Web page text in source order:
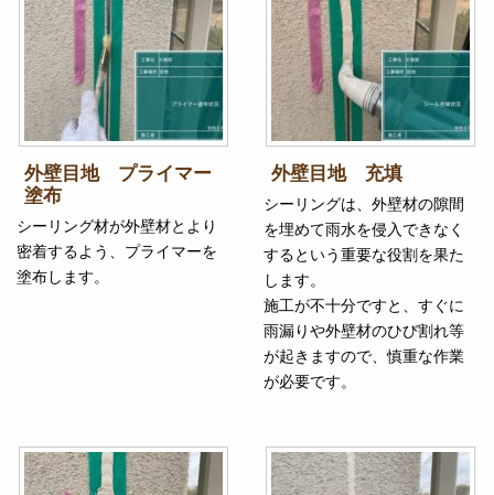
外壁目地 プライマー
塗布
シーリング材が外壁材とより
密着するよう、プライマーを
塗布します。
外壁目地 充填
シーリングは、外壁材の隙間
を埋めて雨水を侵入できなく
するという重要な役割を果た
します。
施工が不十分ですと、すぐに
雨漏りや外壁材のひび割れ等
が起きますので、慎重な作業
が必要です。